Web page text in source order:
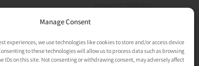
Manage Consent
experiences, we use technologies like cookies to store and/or access device
to these technologies will allow us to process data such as browsing
IDs on this site. Not consenting or withdrawing consent, may adversely affect
לפני חודש וחצי, ישבתי וכתבתי לכם את הפוסט על
התחקיר לפוסט, יצרתי קשר
קרא עוד »